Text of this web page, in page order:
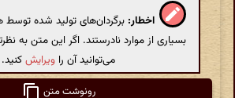
اخطار: برگردان‌های تولید شده
بسیاری از موارد نادرستند. اگر این متن به
می‌توانید آن را ویرایشکنید.
رونوشت متن